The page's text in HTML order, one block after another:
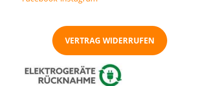
VERTRAG WIDERRUFEN